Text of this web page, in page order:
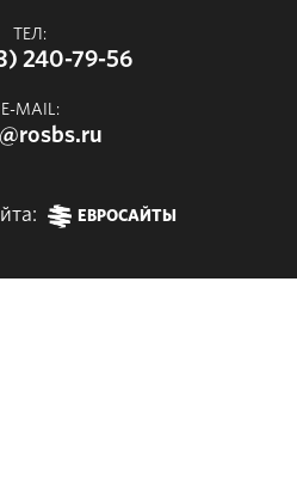
ТЕЛ:
240-79-56
E-MAIL:
ЕВРОСАЙТЫ